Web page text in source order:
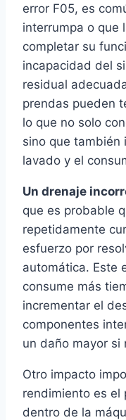
error F05, es
interrumpa o que
completar su
incapacidad del
residual
prendas pueden
lo que no solo
sino que también
lavado y el
Un drenaje
que es probable
repetidamente
esfuerzo por
automática. Este
consume más
incrementar el
componentes
un daño mayor si
Otro impacto
rendimiento es el
dentro de la